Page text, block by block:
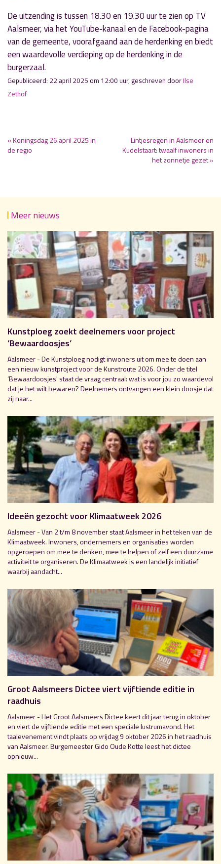
De uitzending is tussen 18.30 en 19.30 uur te zien op TV
Aalsmeer, via het YouTube-kanaal en de Facebook-pagina
van de gemeente, voorafgaand aan de herdenking en biedt
een waardevolle verdieping op de herdenking in de
burgerzaal.
Gepubliceerd: 22 april 2025 om 12:00 uur, geschreven doorIlse
Zethof
« Koningsdag 26 april 2025 in
de regio
Lintjesregen in Aalsmeer en
Kudelstaart: twaalf inwoners in
het zonnetje gezet »
Meer nieuws
Kunstploeg zoekt deelnemers voor project
‘Bewaardoosjes’
Aalsmeer - De Kunstploeg nodigt inwoners uit om mee te doen aan
een nieuw kunstproject voor de Kunstroute 2026. Onder de titel
‘Bewaardoosjes' staat de vraag centraal: wat is voor jou zo waardevol
dat je het wilt bewaren? Deelnemers ontvangen een klein doosje dat
zij naar...
Ideeën gezocht voor Klimaatweek 2026
Aalsmeer - Van 2 t/m 8 november staat Aalsmeer in het teken van de
Klimaatweek. Inwoners, ondernemers en organisaties worden
opgeroepen om mee te denken, mee te helpen of zelf een duurzame
activiteit te organiseren. De Klimaatweek is een landelijk initiatief
waarbij aandacht...
Groot Aalsmeers Dictee viert vijftiende editie in
raadhuis
Aalsmeer - Het Groot Aalsmeers Dictee keert dit jaar terug in oktober
en viert de vijftiende editie met een speciale lustrumavond. Het
taalevenement vindt plaats op vrijdag 9 oktober 2026 in het raadhuis
van Aalsmeer. Burgemeester Gido Oude Kotte leest het dictee
opnieuw...